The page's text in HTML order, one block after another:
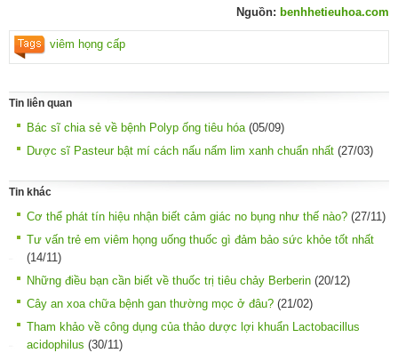
Nguồn: benhhetieuhoa.com
viêm họng cấp
Tin liên quan
Bác sĩ chia sẻ về bệnh Polyp ống tiêu hóa (05/09)
Dược sĩ Pasteur bật mí cách nấu nấm lim xanh chuẩn nhất (27/03)
Tin khác
Cơ thể phát tín hiệu nhận biết cảm giác no bụng như thế nào? (27/11)
Tư vấn trẻ em viêm họng uống thuốc gì đảm bảo sức khỏe tốt nhất
(14/11)
Những điều bạn cần biết về thuốc trị tiêu chảy Berberin (20/12)
Cây an xoa chữa bệnh gan thường mọc ở đâu? (21/02)
Tham khảo về công dụng của thảo dược lợi khuẩn Lactobacillus
acidophilus (30/11)